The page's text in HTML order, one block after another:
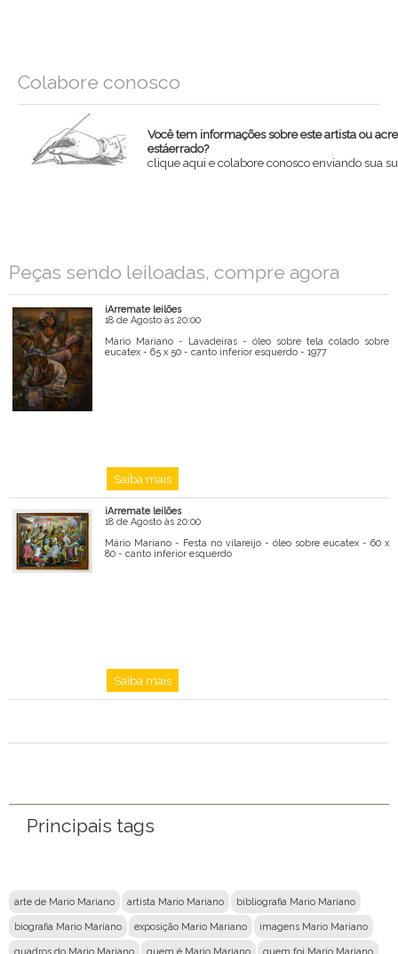
Colabore conosco
Você tem informações sobre este artista ou
estáerrado?
clique aqui e colabore conosco enviando sua
Mensagem
Peças sendo leiloadas, compre agora
iArremate leilões
18 de Agosto às 20:00
Mário Mariano - Lavadeiras - óleo sobre tela colado sobre
eucatex - 65 x 50 - canto inferior esquerdo - 1977
Saiba mais
iArremate leilões
18 de Agosto às 20:00
Mário Mariano - Festa no vilareijo - óleo sobre eucatex - 60 x
80 - canto inferior esquerdo
Saiba mais
Principais tags
arte de Mario Mariano artista Mario Mariano bibliografia Mario Mariano
biografia Mario Mariano exposição Mario Mariano imagens Mario Mariano
quadros do Mario Mariano quem é Mario Mariano quem foi Mario Mariano